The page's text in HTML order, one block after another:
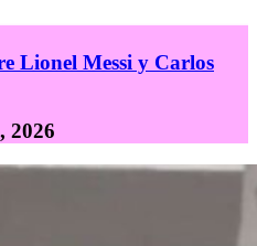
Lionel Messi y Carlos
2026